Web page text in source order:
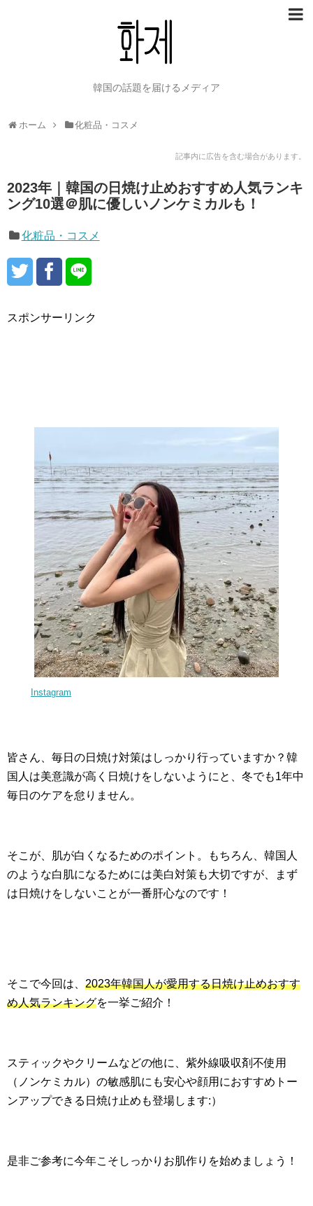
韓国の話題を届けるメディア
ホーム 化粧品・コスメ
記事内に広告を含む場合があります。
2023年｜韓国の日焼け止めおすすめ人気ランキ
ング10選＠肌に優しいノンケミカルも！
化粧品・コスメ
スポンサーリンク
Instagram
皆さん、毎日の日焼け対策はしっかり行っていますか？韓
国人は美意識が高く日焼けをしないようにと、冬でも1年中
毎日のケアを怠りません。
そこが、肌が白くなるためのポイント。もちろん、韓国人
のような白肌になるためには美白対策も大切ですが、まず
は日焼けをしないことが一番肝心なのです！
そこで今回は、 2023年韓国人が愛用する日焼け止めおすす
め人気ランキングを一挙ご紹介！
スティックやクリームなどの他に、紫外線吸収剤不使用
（ノンケミカル）の敏感肌にも安心や顔用におすすめトー
ンアップできる日焼け止めも登場します:）
是非ご参考に今年こそしっかりお肌作りを始めましょう！